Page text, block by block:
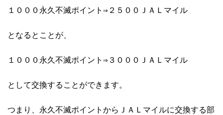
１０００永久不滅ポイント⇒２５００ＪＡＬマイル
となるとことが、
１０００永久不滅ポイント⇒３０００ＪＡＬマイル
として交換することができます。
つまり、永久不滅ポイントからＪＡＬマイルに交換する部